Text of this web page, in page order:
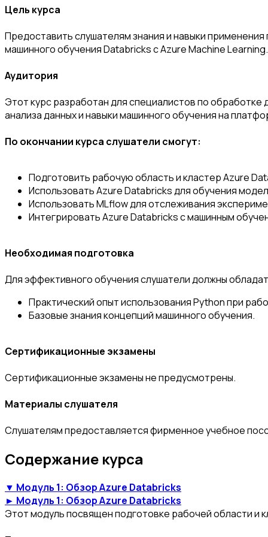
Цель курса
Предоставить слушателям знания и навыки
машинного обучения Databricks с Azure Machine Learning.
Аудитория
Этот курс разработан для специалистов по
анализа данных и навыки машинного обучения на
По окончании курса слушатели смогут:
Подготовить рабочую область и кластер Azure
Использовать Azure Databricks для обучения
Использовать MLflow для отслеживания
Интегрировать Azure Databricks с машинным
Необходимая подготовка
Для эффективного обучения слушатели должны
Практический опыт использования Python при
Базовые знания концепций машинного обучения.
Сертификационные экзамены
Сертификационные экзамены не предусмотрены.
Материалы слушателя
Слушателям предоставляется фирменное учебное
Содержание курса
▼ Модуль 1: Обзор Azure Databricks
► Модуль 1: Обзор Azure Databricks
Этот модуль посвящен подготовке рабочей области и